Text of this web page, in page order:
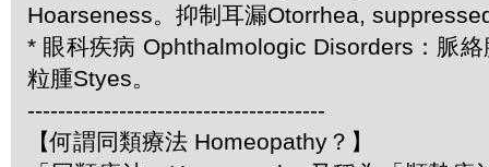
Hoarseness。抑制耳漏Otorrhea,
* 眼科疾病 Ophthalmologic Disorders：脈
粒腫Styes。
---------------------------------------
【何謂同類療法 Homeopathy？】